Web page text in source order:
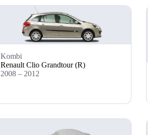
Kombi
Renault Clio Grandtour (R)
2008 – 2012